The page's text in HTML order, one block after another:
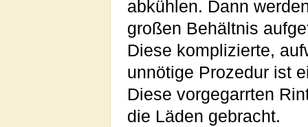
abkühlen. Dann
großen Behältnis
Diese komplizierte,
unnötige Prozedur ist
Diese vorgegarrten
die Läden gebracht.